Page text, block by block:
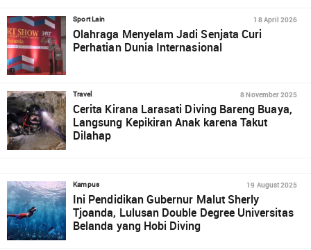
Sport Lain 18 April 2026
Olahraga Menyelam Jadi Senjata Curi
Perhatian Dunia Internasional
Travel 8 November 2025
Cerita Kirana Larasati Diving Bareng Buaya,
Langsung Kepikiran Anak karena Takut
Dilahap
Kampus 19 August 2025
Ini Pendidikan Gubernur Malut Sherly
Tjoanda, Lulusan Double Degree Universitas
Belanda yang Hobi Diving